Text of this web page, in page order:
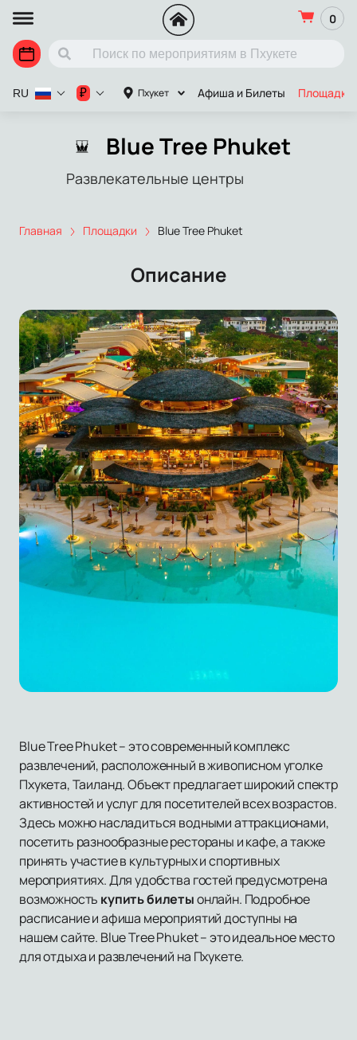
0
Пхукет Афиша и Билеты Площадки
RU ₽
Blue Tree Phuket
Развлекательные центры
Главная Площадки Blue Tree Phuket
Описание
Blue Tree Phuket – это современный комплекс
развлечений, расположенный в живописном уголке
Пхукета, Таиланд. Объект предлагает широкий спектр
активностей и услуг для посетителей всех возрастов.
Здесь можно насладиться водными аттракционами,
посетить разнообразные рестораны и кафе, а также
принять участие в культурных и спортивных
мероприятиях. Для удобства гостей предусмотрена
возможность купить билетыонлайн. Подробное
расписание и афиша мероприятий доступны на
нашем сайте. Blue Tree Phuket – это идеальное место
для отдыха и развлечений на Пхукете.